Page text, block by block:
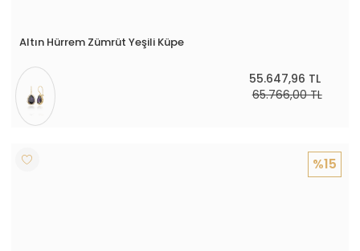
Altın Hürrem Zümrüt Yeşili Küpe
55.647,96 TL
65.766,00 TL
%15